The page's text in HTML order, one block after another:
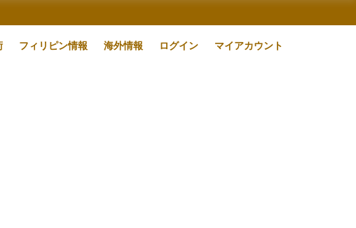
フィリピン情報 海外情報 ログイン マイアカウント